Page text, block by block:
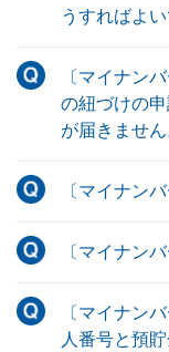
うすればよ
〔マイナン
の紐づけの
が届きません
〔マイナン
〔マイナン
〔マイナン
人番号と預